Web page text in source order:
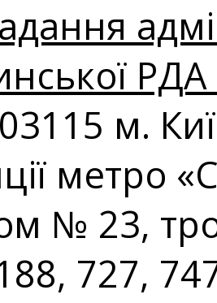
РДА
м.
метро
№ 23,
727,